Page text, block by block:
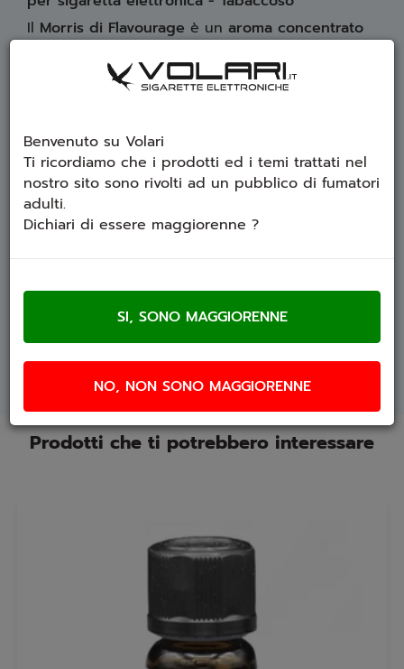
Il Morris di Flavourage è un aroma concentrato
da10ml, al gusto diTabacco sigaretta
tradizionale
Diluizione consigliata:
Tempi di maturazione:
Dispositivo suggerito:guancia e polmone
Base: glicole propilenico (non utilizzabile tal
quale
Istruzioni per l'uso
Contenuto della confezione
1 xMorrisFlavourage aroma concentrato
10ml
Prodotti che ti potrebbero interessare
Benvenuto su Volari
Ti ricordiamo che i prodotti ed i temi trattati nel
nostro sito sono rivolti ad un pubblico di fumatori
adulti.
Dichiari di essere maggiorenne ?
NO, NON SONO MAGGIORENNE